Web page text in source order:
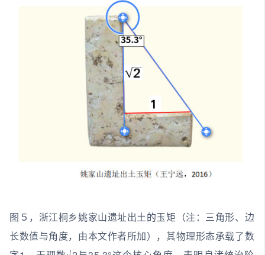
图５，浙江桐乡姚家山遗址出土的玉矩（注：三角形、边
长数值与角度，由本文作者所加），其物理形态承载了数